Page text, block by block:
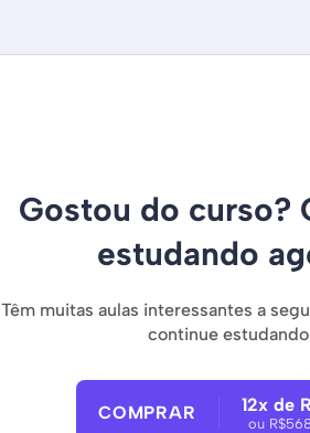
Gostou do curso?
estudando
Têm muitas aulas interessantes a
continue
COMPRAR 12x de
ou